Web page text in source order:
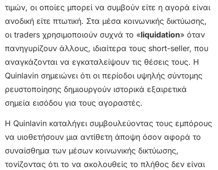
τιμών, οι οποίες μπορεί να συμβούν είτε η αγορά είναι
ανοδική είτε πτωτική. Στα μέσα κοινωνικής δικτύωσης,
οι traders χρησιμοποιούν συχνά τo «liquidation» όταν
πανηγυρίζουν άλλους, ιδιαίτερα τους short-seller, που
αναγκάζονται να εγκαταλείψουν τις θέσεις τους. Η
Quinlavin σημειώνει ότι οι περίοδοι υψηλής σύντομης
ρευστοποίησης δημιουργούν ιστορικά εξαιρετικά
σημεία εισόδου για τους αγοραστές.
Η Quinlavin καταλήγει συμβουλεύοντας τους εμπόρους
να υιοθετήσουν μια αντίθετη άποψη όσον αφορά το
συναίσθημα των μέσων κοινωνικής δικτύωσης,
τονίζοντας ότι το να ακολουθείς το πλήθος δεν είναι